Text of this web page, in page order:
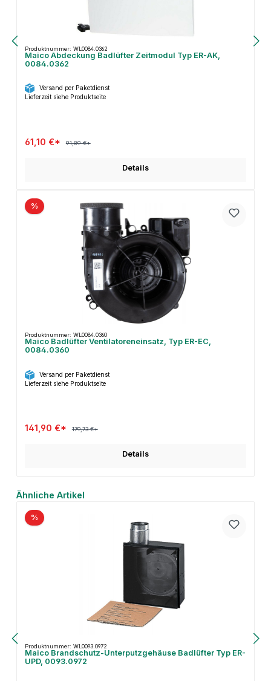
Produktnummer: WL0084.0362
Maico Abdeckung Badlüfter Zeitmodul Typ ER-AK,
0084.0362
Versand per Paketdienst
Lieferzeit siehe Produktseite
61,10 €* 91,89 €*
Details
%
Produktnummer: WL0084.0360
Maico Badlüfter Ventilatoreneinsatz, Typ ER-EC,
0084.0360
Versand per Paketdienst
Lieferzeit siehe Produktseite
141,90 €* 179,73 €*
Details
Produktgalerie überspringen
Ähnliche Artikel
%
Produktnummer: WL0093.0972
Maico Brandschutz-Unterputzgehäuse Badlüfter Typ ER-
UPD, 0093.0972